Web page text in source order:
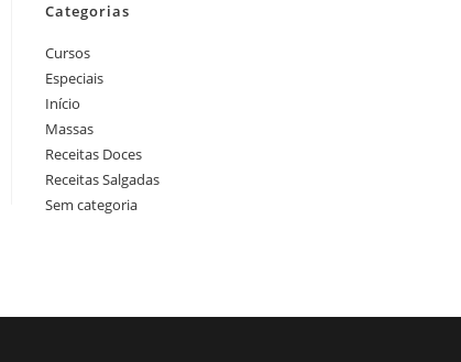
Categorias
Cursos
Especiais
Início
Massas
Receitas Doces
Receitas Salgadas
Sem categoria